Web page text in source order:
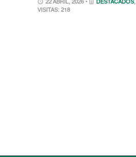
22 ABRIL, 2026 • DESTACADOS,
VISITAS: 218